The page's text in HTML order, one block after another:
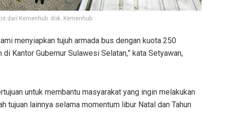
dari Kemenhub. dok: Kemenhub
menyiapkan tujuh armada bus dengan kuota 250
Kantor Gubernur Sulawesi Selatan,” kata Setyawan,
untuk membantu masyarakat yang ingin melakukan
tujuan lainnya selama momentum libur Natal dan Tahun